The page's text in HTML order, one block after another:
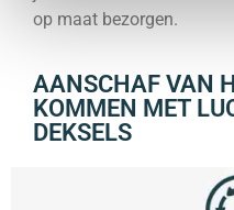
op maat bezorgen.
AANSCHAF VAN
KOMMEN MET
DEKSELS